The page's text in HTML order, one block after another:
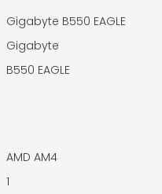
Gigabyte B550 EAGLE
Gigabyte
B550 EAGLE
AMD AM4
1